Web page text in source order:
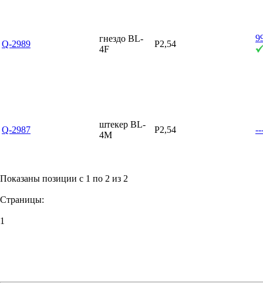
Q-2989
гнездо BL-
4F
P2,54
Q-2987
штекер BL-
4M
P2,54
Показаны позиции с 1 по 2 из 2
Страницы:
1